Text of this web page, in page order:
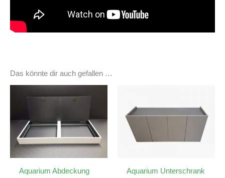
Das könnte dir auch gefallen …
Aquarium Abdeckung
Aquarium Unterschrank